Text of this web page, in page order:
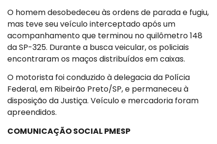
O homem desobedeceu às ordens de parada e fugiu,
mas teve seu veículo interceptado após um
acompanhamento que terminou no quilômetro 148
da SP-325. Durante a busca veicular, os policiais
encontraram os maços distribuídos em caixas.
O motorista foi conduzido à delegacia da Polícia
Federal, em Ribeirão Preto/SP, e permaneceu à
disposição da Justiça. Veículo e mercadoria foram
apreendidos.
COMUNICAÇÃO SOCIAL PMESP